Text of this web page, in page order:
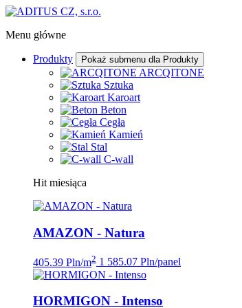
Menu główne
Produkty Pokaż submenu dla Produkty
ARCQITONE
Sztuka
Karoart
Beton
Cegła
Kamień
Stal
C-wall
Hit miesiąca
AMAZON - Natura
405.39 Pln/m2 1 585.07 Pln/panel
HORMIGON - Intenso